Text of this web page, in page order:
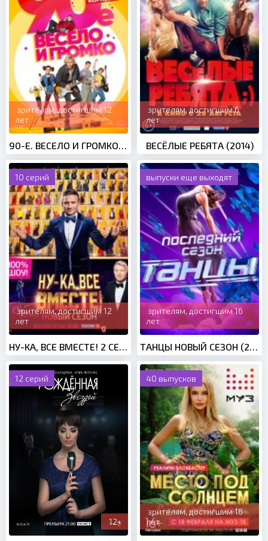
зрителям, достигшим 12
лет
90-Е. ВЕСЕЛО И ГРОМКО (2019)
зрителям, достигшим 6
лет
ВЕСЁЛЫЕ РЕБЯТА (2014)
10 серий
зрителям, достигшим 12
лет
выпуски еще выходят
зрителям, достигшим 16
лет
12 серий
12+
40 выпусков
зрителям, достигшим 16
лет